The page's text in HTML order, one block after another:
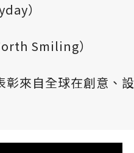
）
Smiling）
來自全球在創意、設